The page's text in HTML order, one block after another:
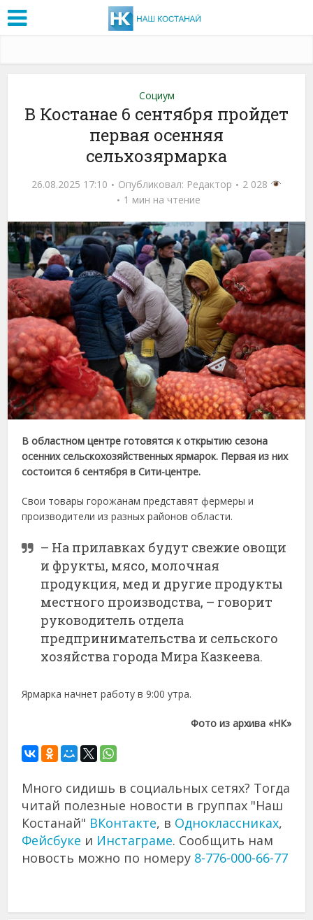
Социум
В Костанае 6 сентября пройдет
первая осенняя
сельхозярмарка
26.08.2025 17:10 Опубликовал: Редактор
2 028
1 мин на чтение
В областном центре готовятся к открытию сезона
осенних сельскохозяйственных ярмарок. Первая из них
состоится 6 сентября в Сити-центре.
Свои товары горожанам представят фермеры и
производители из разных районов области.
– На прилавках будут свежие овощи
и фрукты, мясо, молочная
продукция, мед и другие продукты
местного производства, – говорит
руководитель отдела
предпринимательства и сельского
хозяйства города Мира Казкеева.
Ярмарка начнет работу в 9:00 утра.
Фото из архива «НК»
Много сидишь в социальных сетях? Тогда
читай полезные новости в группах "Наш
Костанай" ВКонтакте, в Одноклассниках,
Фейсбуке и Инстаграме. Сообщить нам
новость можно по номеру 8-776-000-66-77